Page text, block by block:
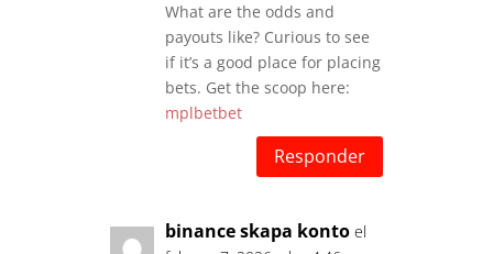
What are the odds and
payouts like? Curious to see
if it’s a good place for placing
bets. Get the scoop here:
mplbetbet
Responder
binance skapa konto el